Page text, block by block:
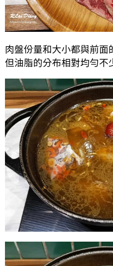
肉盤份量和大小都與前面
但油脂的分布相對均勻不